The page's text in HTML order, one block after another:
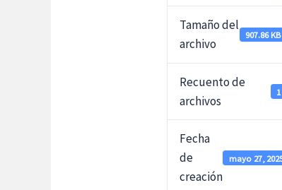
Tamaño del
archivo
907.86 KB
Recuento de
archivos
1
Fecha
de
creación
mayo 27,